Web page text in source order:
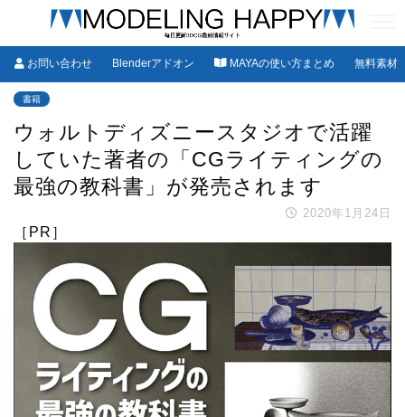
お問い合わせ Blenderアドオン MAYAの使い方まとめ 無料素材
書籍
ウォルトディズニースタジオで活躍
していた著者の「CGライティングの
最強の教科書」が発売されます
2020年1月24日
［PR］